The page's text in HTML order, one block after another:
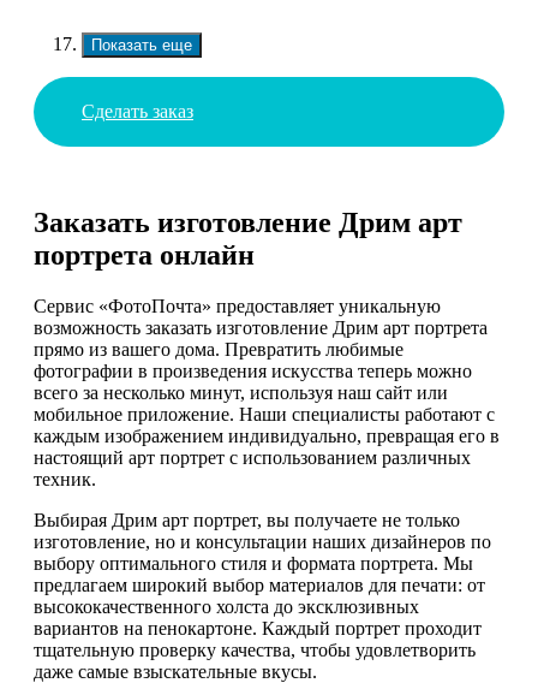
Показать еще
Сделать заказ
Заказать изготовление Дрим арт
портрета онлайн
Сервис «ФотоПочта» предоставляет уникальную
возможность заказать изготовление Дрим арт портрета
прямо из вашего дома. Превратить любимые
фотографии в произведения искусства теперь можно
всего за несколько минут, используя наш сайт или
мобильное приложение. Наши специалисты работают с
каждым изображением индивидуально, превращая его в
настоящий арт портрет с использованием различных
техник.
Выбирая Дрим арт портрет, вы получаете не только
изготовление, но и консультации наших дизайнеров по
выбору оптимального стиля и формата портрета. Мы
предлагаем широкий выбор материалов для печати: от
высококачественного холста до эксклюзивных
вариантов на пенокартоне. Каждый портрет проходит
тщательную проверку качества, чтобы удовлетворить
даже самые взыскательные вкусы.